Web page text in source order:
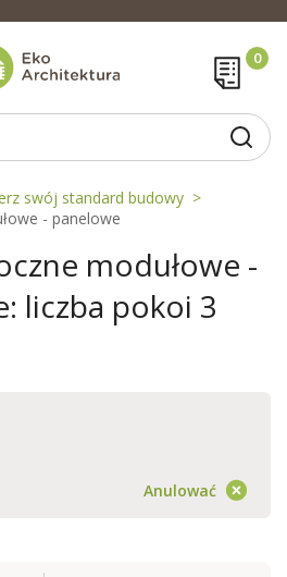
swój standard budowy
- panelowe
modułowe -
liczba pokoi 3
Anulować